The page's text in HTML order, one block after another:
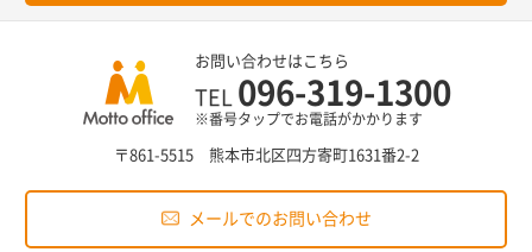
お問い合わせはこちら
TEL 096-319-1300
※番号タップでお電話がかかります
〒861-5515 熊本市北区四方寄町1631番2-2
メールでのお問い合わせ